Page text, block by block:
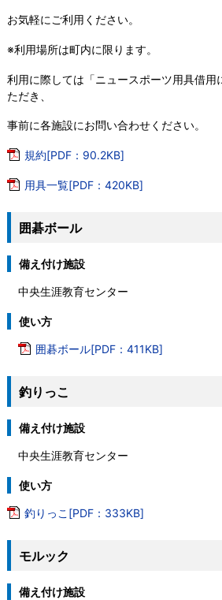
お気軽にご利用ください。
※利用場所は町内に限ります。
利用に際しては「ニュースポーツ用具借用
ただき、
事前に各施設にお問い合わせください。
規約[PDF：90.2KB]
用具一覧[PDF：420KB]
囲碁ボール
備え付け施設
中央生涯教育センター
使い方
囲碁ボール[PDF：411KB]
釣りっこ
備え付け施設
中央生涯教育センター
使い方
釣りっこ[PDF：333KB]
モルック
備え付け施設